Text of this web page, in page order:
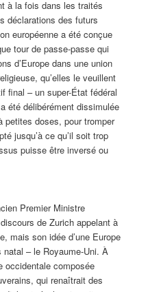
à la fois dans les traités
déclarations des futurs
européenne a été conçue
tour de passe-passe qui
d’Europe dans une union
qu’elles le veuillent
final – un super-État fédéral
été délibérément dissimulée
petites doses, pour tromper
jusqu’à ce qu’il soit trop
puisse être inversé ou
Premier Ministre
de Zurich appelant à
mais son idée d’une Europe
– le Royaume-Uni. À
occidentale composée
qui renaîtrait des